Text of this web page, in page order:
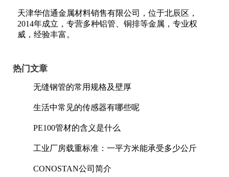
天津华信通金属材料销售有限公司，位于北辰区，
2014年成立，专营多种铝管、铜排等金属，专业权
威，经验丰富。
热门文章
无缝钢管的常用规格及壁厚
生活中常见的传感器有哪些呢
PE100管材的含义是什么
工业厂房载重标准：一平方米能承受多少公斤
CONOSTAN公司简介